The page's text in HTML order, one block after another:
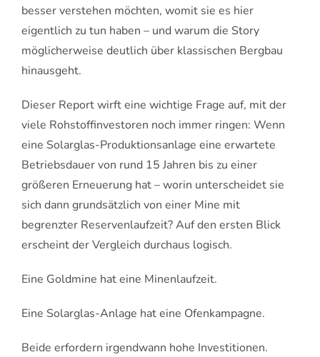
besser verstehen möchten, womit sie es hier
eigentlich zu tun haben – und warum die Story
möglicherweise deutlich über klassischen Bergbau
hinausgeht.
Dieser Report wirft eine wichtige Frage auf, mit der
viele Rohstoffinvestoren noch immer ringen: Wenn
eine Solarglas-Produktionsanlage eine erwartete
Betriebsdauer von rund 15 Jahren bis zu einer
größeren Erneuerung hat – worin unterscheidet sie
sich dann grundsätzlich von einer Mine mit
begrenzter Reservenlaufzeit? Auf den ersten Blick
erscheint der Vergleich durchaus logisch.
Eine Goldmine hat eine Minenlaufzeit.
Eine Solarglas-Anlage hat eine Ofenkampagne.
Beide erfordern irgendwann hohe Investitionen.